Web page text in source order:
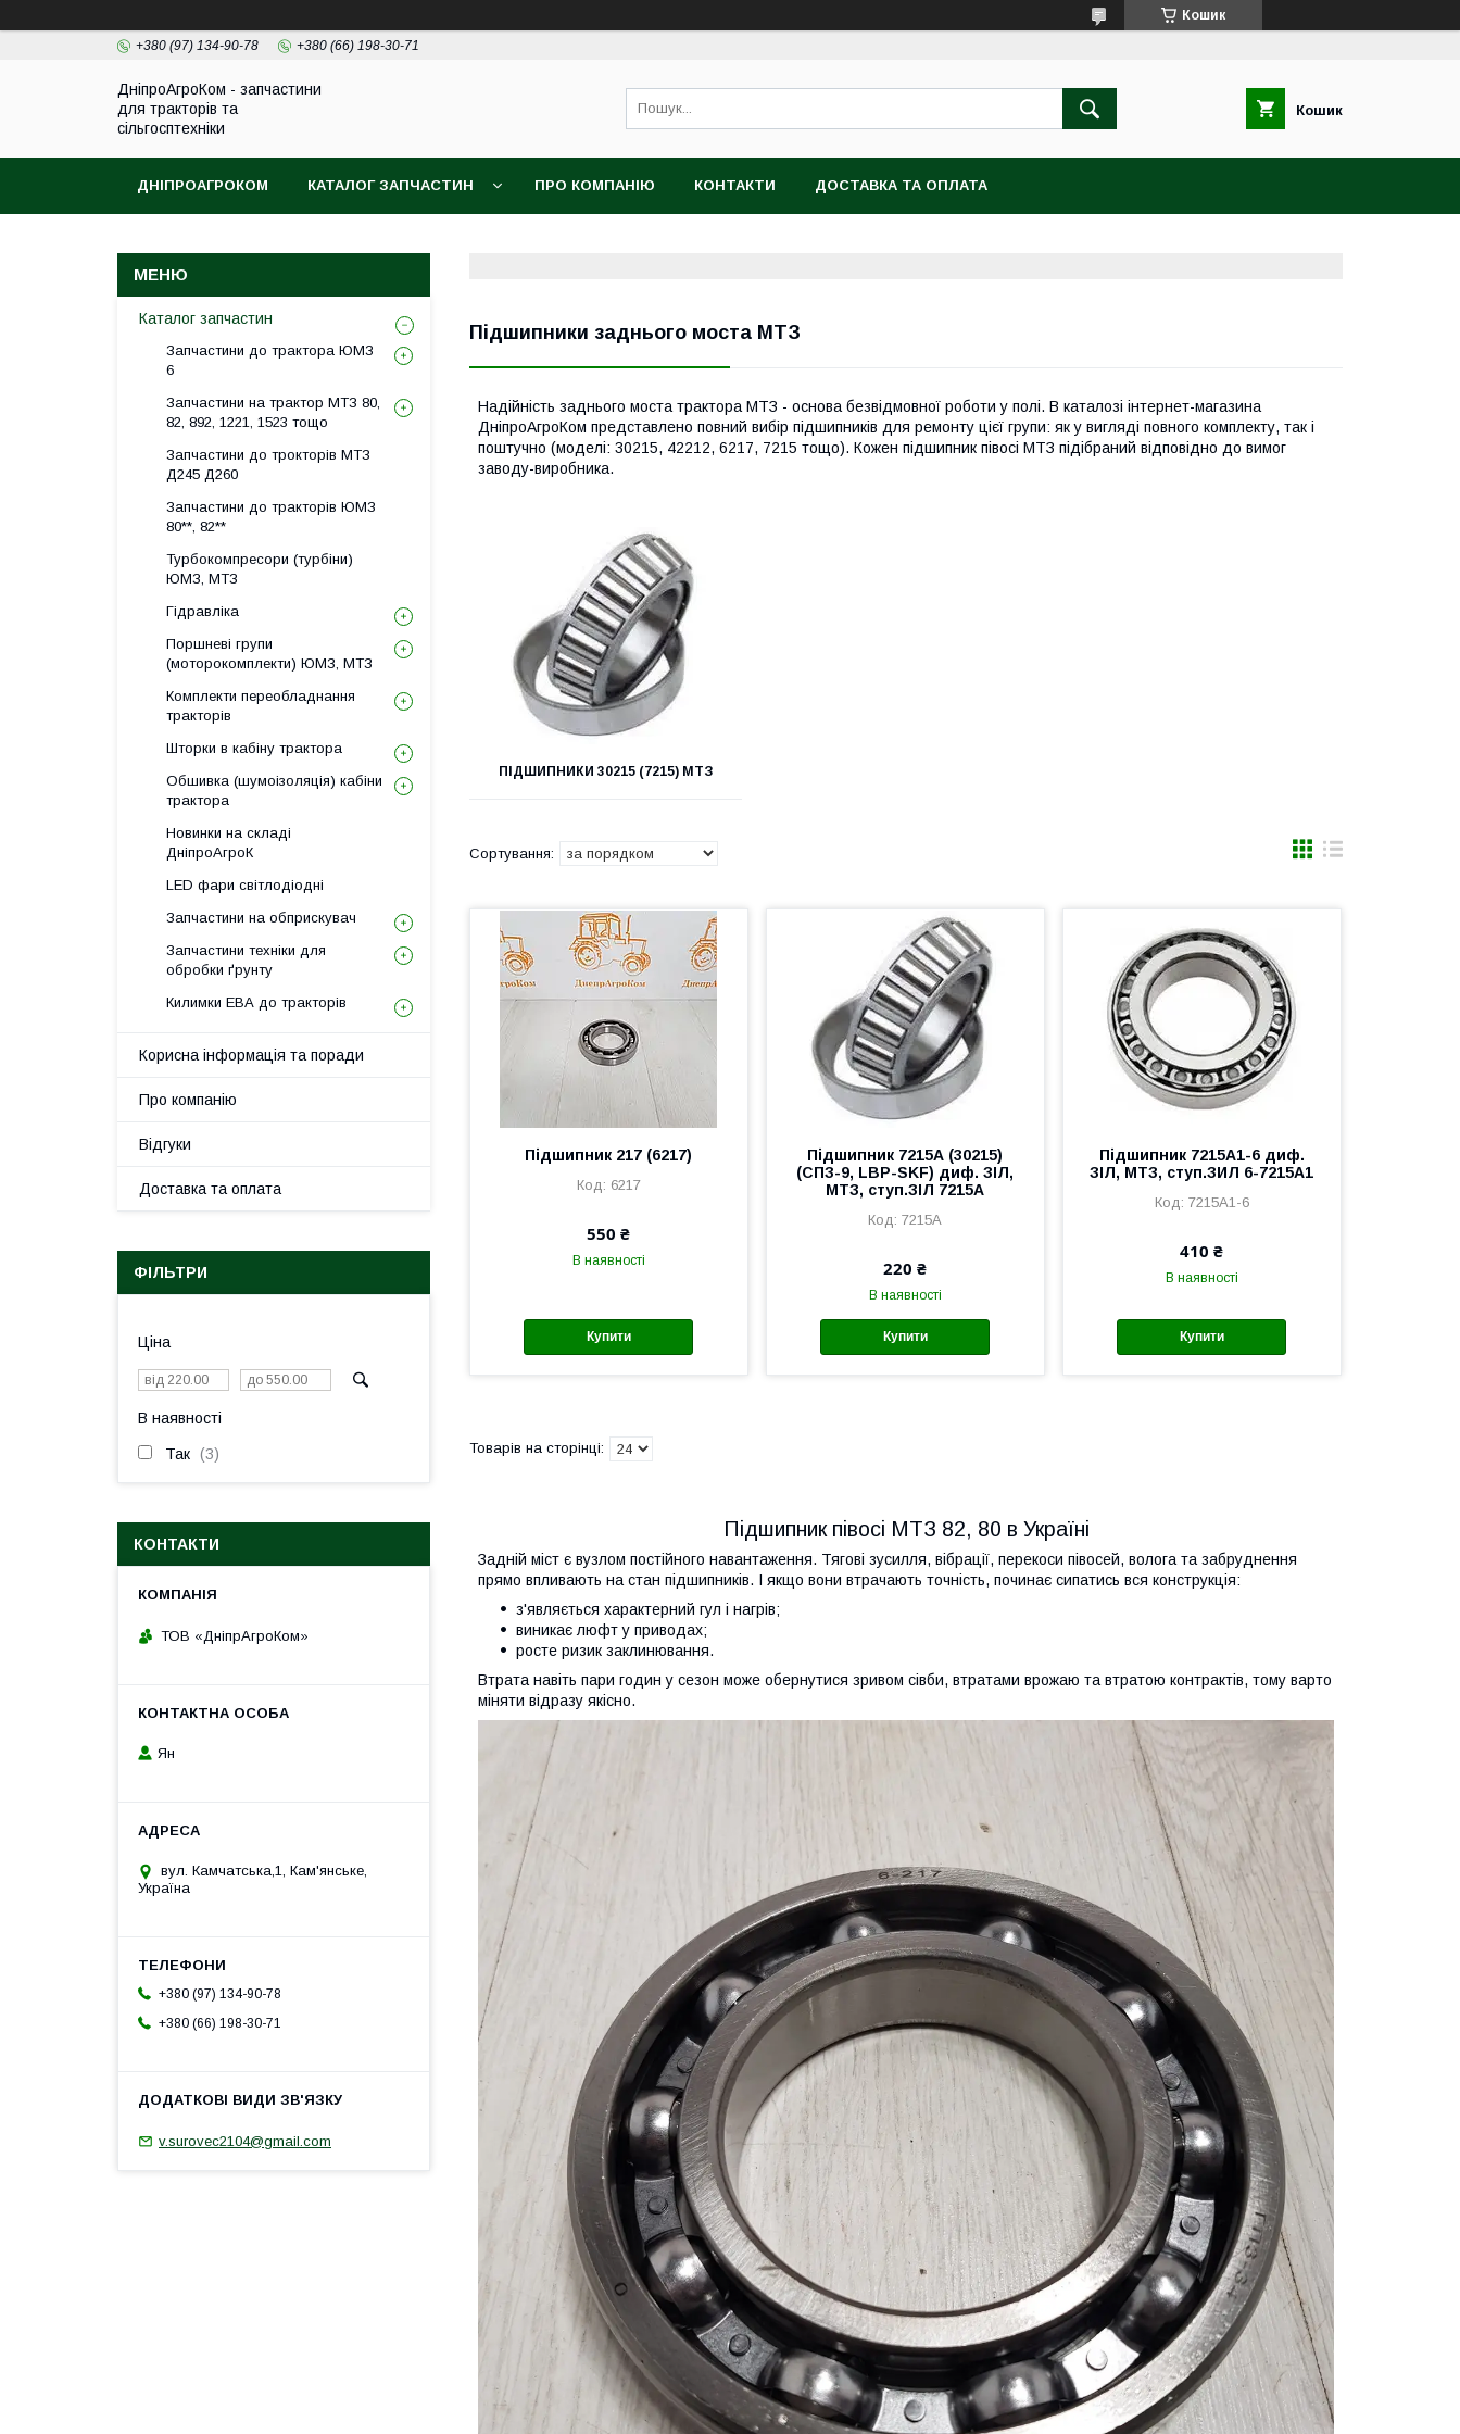
Кошик
+380 (97) 134-90-78 +380 (66) 198-30-71
ДніпроАгроКом - запчастини
для тракторів та
сільгосптехніки
Кошик
ДНІПРОАГРОКОМ КАТАЛОГ ЗАПЧАСТИН ПРО КОМПАНІЮ КОНТАКТИ ДОСТАВКА ТА ОПЛАТА
Підшипники заднього моста МТЗ
Надійність заднього моста трактора МТЗ - основа безвідмовної роботи у полі. В каталозі інтернет-магазина
ДніпроАгроКом представлено повний вибір підшипників для ремонту цієї групи: як у вигляді повного комплекту, так і
поштучно (моделі: 30215, 42212, 6217, 7215 тощо). Кожен підшипник півосі МТЗ підібраний відповідно до вимог
заводу-виробника.
ПІДШИПНИКИ 30215 (7215) МТЗ
Підшипник 217 (6217)
6217
550 ₴
В наявності
Купити
Підшипник 7215А (30215)
(СПЗ-9, LBP-SKF) диф. ЗІЛ,
МТЗ, ступ.ЗІЛ 7215А
7215А
220 ₴
В наявності
Купити
Підшипник 7215А1-6 диф.
ЗІЛ, МТЗ, ступ.ЗИЛ 6-7215А1
7215А1-6
410 ₴
В наявності
Купити
Підшипник півосі МТЗ 82, 80 в Україні
Задній міст є вузлом постійного навантаження. Тягові зусилля, вібрації, перекоси півосей, волога та забруднення
прямо впливають на стан підшипників. І якщо вони втрачають точність, починає сипатись вся конструкція:
з'являється характерний гул і нагрів;
виникає люфт у приводах;
росте ризик заклинювання.
Втрата навіть пари годин у сезон може обернутися зривом сівби, втратами врожаю та втратою контрактів, тому варто
міняти відразу якісно.
Каталог запчастин
Запчастини до трактора ЮМЗ
6
Запчастини на трактор МТЗ 80,
82, 892, 1221, 1523 тощо
Запчастини до трокторів МТЗ
Д245 Д260
Запчастини до тракторів ЮМЗ
80**, 82**
Турбокомпресори (турбіни)
ЮМЗ, МТЗ
Гідравліка
Поршневі групи
(моторокомплекти) ЮМЗ, МТЗ
Комплекти переобладнання
тракторів
Шторки в кабіну трактора
Обшивка (шумоізоляція) кабіни
трактора
Новинки на складі
ДніпроАгроК
LED фари світлодіодні
Запчастини на обприскувач
Запчастини техніки для
обробки ґрунту
Килимки ЕВА до тракторів
Корисна інформація та поради
Про компанію
Відгуки
Доставка та оплата
ФІЛЬТРИ
Ціна
В наявності
Так 3
КОНТАКТИ
ТОВ «ДніпрАгроКом»
Ян
вул. Камчатська,1, Кам'янське,
Україна
+380 (97) 134-90-78
+380 (66) 198-30-71
v.surovec2104@gmail.com